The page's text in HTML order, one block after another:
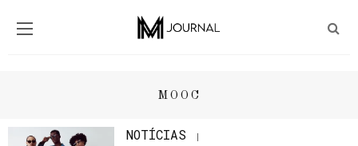
MOOC
NOTÍCIAS